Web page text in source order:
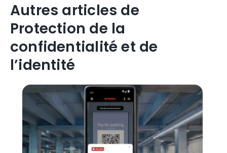
Autres articles de
Protection de la
confidentialité et de
l’identité